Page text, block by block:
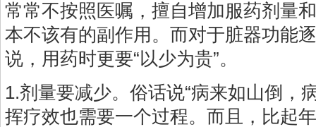
常常不按照医嘱，擅自增加服药剂量
本不该有的副作用。而对于脏器功能
说，用药时更要“以少为贵”。
1.剂量要减少。俗话说“病来如山倒，
挥疗效也需要一个过程。而且，比起